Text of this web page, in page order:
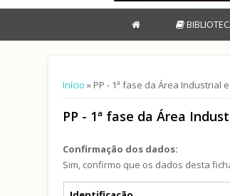
Está aqui
Início » PP - 1ª fase da Área Industrial
PP - 1ª fase da Área
Confirmação dos dados:
Sim, confirmo que os dados desta
Separadores verticais